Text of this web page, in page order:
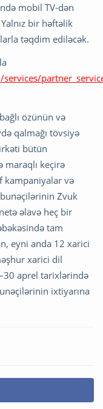
mobil TV-dən
bir həftəlik
təqdim ediləcək.
özünün və
qalmağı tövsiyə
bütün
maraqlı keçirə
kampaniyalar və
Zvuk
əlavə heç bir
tam
eyni anda 12 xarici
xarici dil
aprel tarixlərində
ixtiyarına